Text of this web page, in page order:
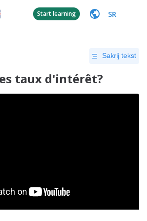
Start learning SR
Sakrij tekst
taux d'intérêt?